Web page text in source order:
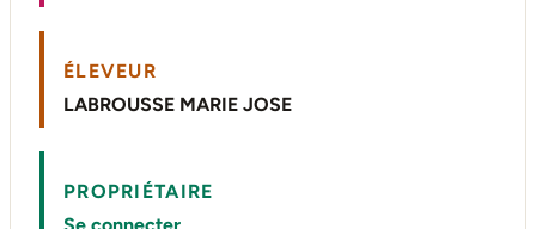
ÉLEVEUR
LABROUSSE MARIE JOSE
PROPRIÉTAIRE
Se connecter